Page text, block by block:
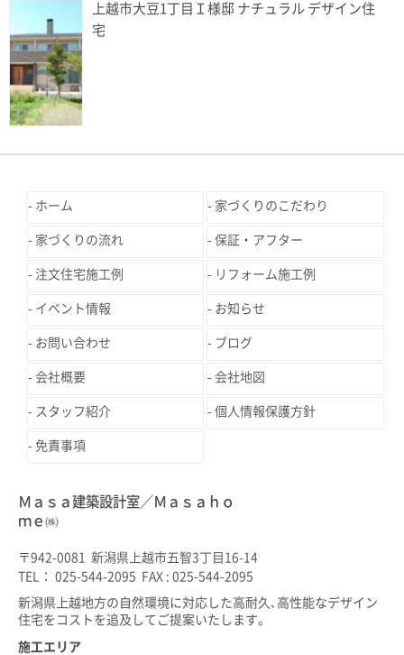
上越市大豆1丁目Ｉ様邸 ナチュラル デザイン住
宅
ホーム 家づくりのこだわり
家づくりの流れ 保証・アフター
注文住宅施工例 リフォーム施工例
イベント情報 お知らせ
お問い合わせ ブログ
会社概要 会社地図
スタッフ紹介 個人情報保護方針
免責事項
Ｍａｓａ建築設計室／Ｍａｓａｈｏ
ｍｅ㈱
〒942-0081 新潟県上越市五智3丁目16-14
TEL： 025-544-2095 FAX : 025-544-2095
新潟県上越地方の自然環境に対応した高耐久､高性能なデザイン
住宅をコストを追及してご提案いたします。
施工エリア